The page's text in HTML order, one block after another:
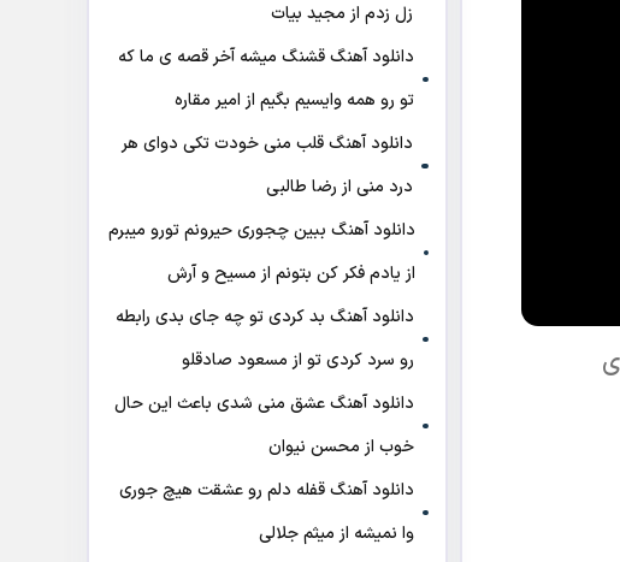
زل زدم از مجید بیات
دانلود آهنگ ﻗﺸﻨﮓ ﻣﻴﺸﻪ آﺧﺮ ﻗﺼﻪ ی ﻣﺎ ﻛﻪ
ﺗﻮ رو ﻫﻤﻪ واﻳﺴﻴﻢ ﺑﮕﻴﻢ از امیر مقاره
دانلود آهنگ قلب منی خودت تکی دوای هر
درد منی از رضا طالبی
دانلود آهنگ ببین چجوری حیرونم تورو میبرم
از یادم فکر کن بتونم از مسیح و آرش
دانلود آهنگ بد کردی تو چه جای بدی رابطه
رو سرد کردی تو از مسعود صادقلو
دانلود آهنگ عشق منی شدی باعث این حال
خوب از محسن نیوان
دانلود آهنگ قفله دلم رو عشقت هیچ جوری
وا نمیشه از میثم جلالی